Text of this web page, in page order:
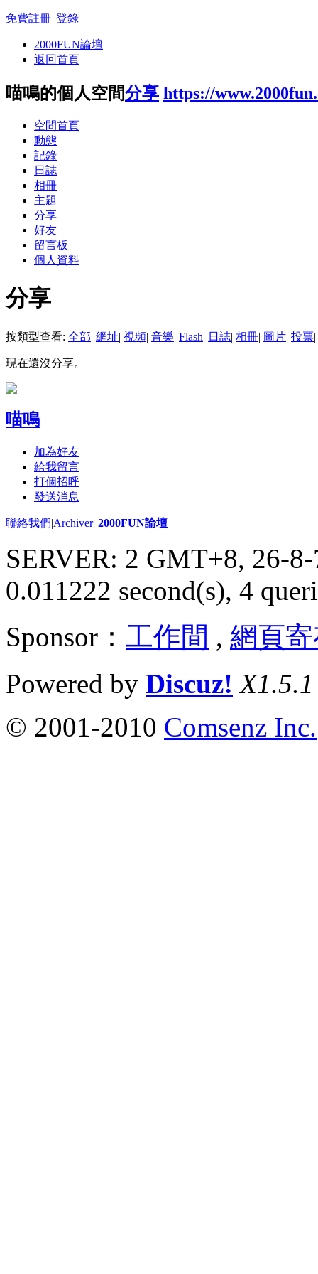
免費註冊 |登錄
2000FUN論壇
返回首頁
喵鳴的個人空間分享 https://
空間首頁
動態
記錄
日誌
相冊
主題
分享
好友
留言板
個人資料
分享
按類型查看: 全部| 網址| 視頻| 音樂| Flash| 日誌| 相冊| 圖片| 投票|
現在還沒分享。
喵鳴
加為好友
給我留言
打個招呼
發送消息
聯絡我們|Archiver| 2000FUN論壇
SERVER: 2 GMT+8, 26-
0.011222 second(s), 4
Sponsor： 工作間 , 網頁
Powered by Discuz! X1.5.1
© 2001-2010 Comsenz Inc.